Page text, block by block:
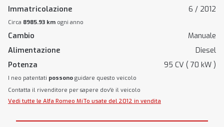
Immatricolazione
6 / 2012
Circa 8985.93 km ogni anno
Cambio
Manuale
Alimentazione
Diesel
Potenza
95 CV ( 70 kW )
I neo patentati possono guidare questo veicolo
Contatta il rivenditore per sapere dov'è il veicolo
Vedi tutte le Alfa Romeo MiTo usate del 2012 in vendita